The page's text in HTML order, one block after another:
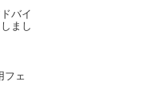
バイ
まし
フェ